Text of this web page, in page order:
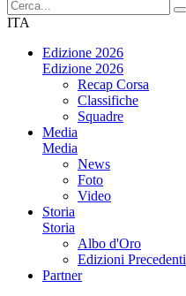
ITA
Edizione 2026
Edizione 2026
Recap Corsa
Classifiche
Squadre
Media
Media
News
Foto
Video
Storia
Storia
Albo d'Oro
Edizioni Precedenti
Partner